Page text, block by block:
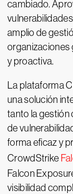
cambiado.
amplio de
organizaciones
y proactiva.
La plataforma
una solución
tanto la gestión
de
forma eficaz y
CrowdStrike
Falcon
visibilidad